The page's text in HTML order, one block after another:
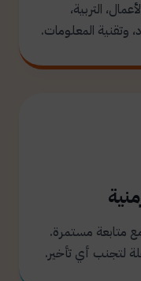
التربية،
وتقنية المعلومات.
متابعة مستمرة.
لتجنب أي تأخير.